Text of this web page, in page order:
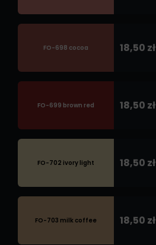
FO-698 cocoa 18,50 zł
FO-699 brown red 18,50 zł
FO-702 ivory light 18,50 zł
FO-703 milk coffee 18,50 zł